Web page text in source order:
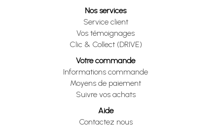
Nos services
Service client
Vos témoignages
Clic & Collect (DRIVE)
Votre commande
Informations commande
Moyens de paiement
Suivre vos achats
Aide
Contactez nous